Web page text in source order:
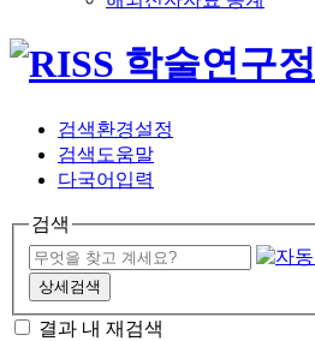
검색환경설정
검색도움말
다국어입력
검색
상세검색
결과 내 재검색